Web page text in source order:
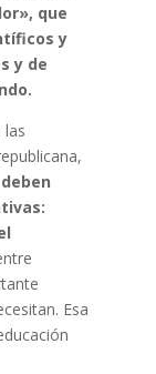
que
y
y de
las
Esa